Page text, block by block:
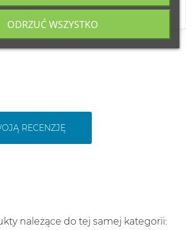
RECENZJĘ
należące do tej samej kategorii:
ODRZUĆ WSZYSTKO